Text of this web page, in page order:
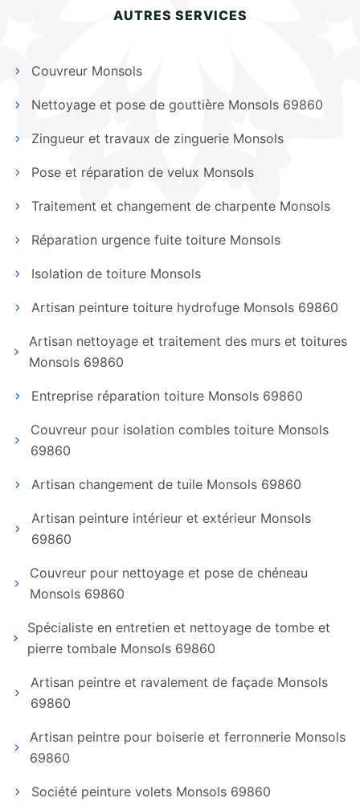
AUTRES SERVICES
Couvreur Monsols
Nettoyage et pose de gouttière Monsols 69860
Zingueur et travaux de zinguerie Monsols
Pose et réparation de velux Monsols
Traitement et changement de charpente Monsols
Réparation urgence fuite toiture Monsols
Isolation de toiture Monsols
Artisan peinture toiture hydrofuge Monsols 69860
Artisan nettoyage et traitement des murs et toitures
Monsols 69860
Entreprise réparation toiture Monsols 69860
Couvreur pour isolation combles toiture Monsols
69860
Artisan changement de tuile Monsols 69860
Artisan peinture intérieur et extérieur Monsols
69860
Couvreur pour nettoyage et pose de chéneau
Monsols 69860
Spécialiste en entretien et nettoyage de tombe et
pierre tombale Monsols 69860
Artisan peintre et ravalement de façade Monsols
69860
Artisan peintre pour boiserie et ferronnerie Monsols
69860
Société peinture volets Monsols 69860